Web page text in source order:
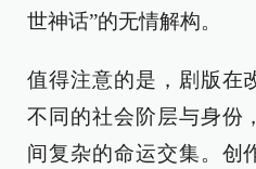
世神话”的无情解构。
值得注意的是，剧版在
不同的社会阶层与身份
间复杂的命运交集。创